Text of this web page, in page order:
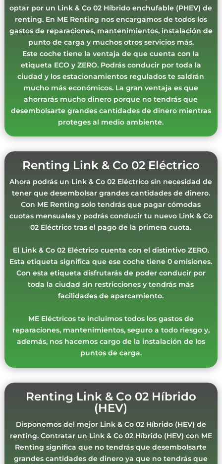
optar por un Link & Co 02 Híbrido enchufable (PHEV) de
renting. En ME Renting nos encargamos de todos los
gastos de reparaciones, mantenimientos, instalación de
punto de carga y muchos otros servicios más.
Este coche tiene la ventaja de que cuenta con la
etiqueta ECO y ZERO. Podrás conducir por toda la
ciudad y los estacionamientos regulados te saldrán
mucho más económicos. La gran ventaja es que
ahorrarás mucho dinero porque no tendrás que
desembolsarte grandes cantidades de dinero mientras
proteges al medio ambiente.
Renting Link & Co 02 Eléctrico
Ahora podrás un Link & Co 02 Eléctrico sin necesidad de
tener que desembolsar grandes cantidades de dinero.
Con ME Renting solo tendrás que pagar cómodas
cuotas mensuales y podrás conducir tu nuevo Link & Co
02 Eléctrico tras el pago de la primera cuota.
El Link & Co 02 Eléctrico cuenta con el distintivo ZERO.
Esta etiqueta significa que ese coche tiene 0 emisiones.
Con esta etiqueta disfrutarás de poder conducir por
toda la ciudad sin restricciones y tendrás más
facilidades de aparcamiento.
ME Eléctricos te incluimos todos los gastos de
reparaciones, mantenimientos, seguro a todo riesgo y,
además, nos hacemos cargo de la instalación de los
puntos de carga.
Renting Link & Co 02 Híbrido
(HEV)
Disponemos del mejor Link & Co 02 Híbrido (HEV) de
renting. Contratar un Link & Co 02 Híbrido (HEV) con ME
Renting significa que no tendrás que desembolsarte
grandes cantidades de dinero ya que no tendrás que